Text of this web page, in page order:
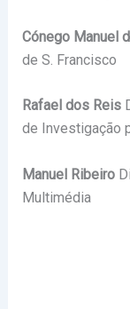
Cónego Manuel
de S. Francisco
Rafael dos Reis
de Investigação
Manuel Ribeiro
Multimédia